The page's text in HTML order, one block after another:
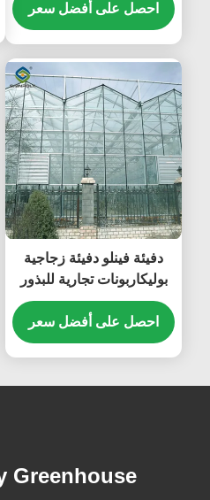
احصل على أفضل سعر
دفيئة فينلو دفيئة زجاجية
بوليكاربونات تجارية للبذور
الخضروات الطماطم
الهيدروبونية
احصل على أفضل سعر
Greenhouse